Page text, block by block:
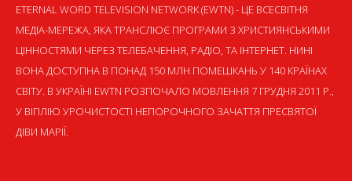
ETERNAL WORD TELEVISION NETWORK (EWTN) - ЦЕ ВСЕСВІТНЯ
МЕДІА-МЕРЕЖА, ЯКА ТРАНСЛЮЄ ПРОГРАМИ З ХРИСТИЯНСЬКИМИ
ЦІННОСТЯМИ ЧЕРЕЗ ТЕЛЕБАЧЕННЯ, РАДІО, ТА ІНТЕРНЕТ. НИНІ
ВОНА ДОСТУПНА В ПОНАД 150 МЛН ПОМЕШКАНЬ У 140 КРАЇНАХ
СВІТУ. В УКРАЇНІ EWTN РОЗПОЧАЛО МОВЛЕННЯ 7 ГРУДНЯ 2011 Р.,
У ВІГІЛІЮ УРОЧИСТОСТІ НЕПОРОЧНОГО ЗАЧАТТЯ ПРЕСВЯТОЇ
ДІВИ МАРІЇ.